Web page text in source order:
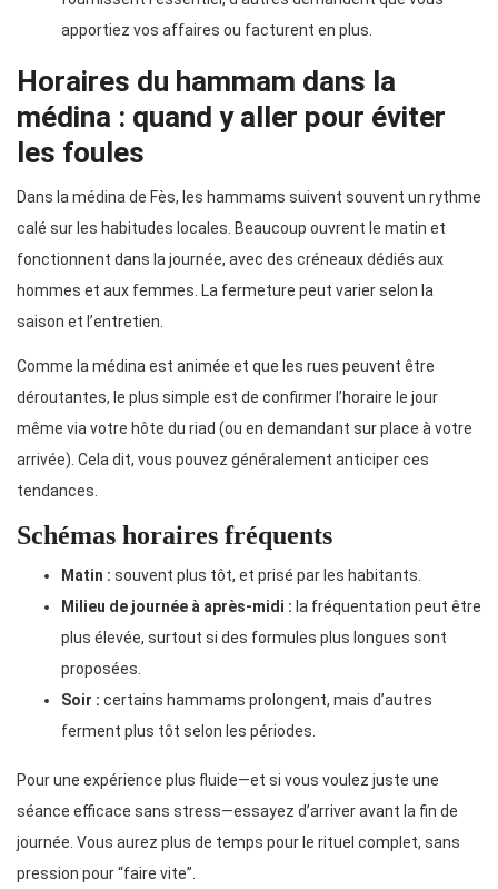
apportiez vos affaires ou facturent en plus.
Horaires du hammam dans la
médina : quand y aller pour éviter
les foules
Dans la médina de Fès, les hammams suivent souvent un rythme
calé sur les habitudes locales. Beaucoup ouvrent le matin et
fonctionnent dans la journée, avec des créneaux dédiés aux
hommes et aux femmes. La fermeture peut varier selon la
saison et l’entretien.
Comme la médina est animée et que les rues peuvent être
déroutantes, le plus simple est de confirmer l’horaire le jour
même via votre hôte du riad (ou en demandant sur place à votre
arrivée). Cela dit, vous pouvez généralement anticiper ces
tendances.
Schémas horaires fréquents
Matin : souvent plus tôt, et prisé par les habitants.
Milieu de journée à après-midi : la fréquentation peut être
plus élevée, surtout si des formules plus longues sont
proposées.
Soir : certains hammams prolongent, mais d’autres
ferment plus tôt selon les périodes.
Pour une expérience plus fluide—et si vous voulez juste une
séance efficace sans stress—essayez d’arriver avant la fin de
journée. Vous aurez plus de temps pour le rituel complet, sans
pression pour “faire vite”.